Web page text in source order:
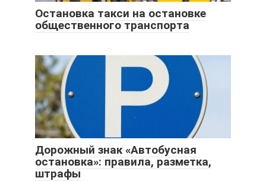
Остановка такси на остановке
общественного транспорта
Дорожный знак «Автобусная
остановка»: правила, разметка,
штрафы